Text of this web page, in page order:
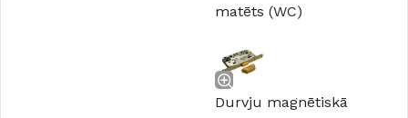
matēts (WC)
Durvju magnētiskā